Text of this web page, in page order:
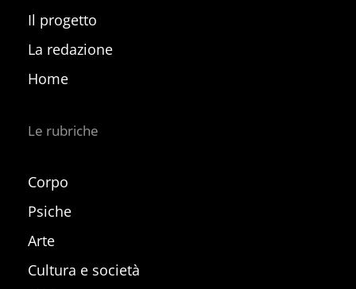
Il progetto
La redazione
Home
Le rubriche
Corpo
Psiche
Arte
Cultura e società